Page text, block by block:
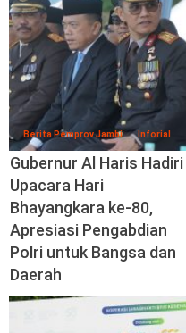
Berita Pemprov Jambi Inforial
Gubernur Al Haris Hadiri
Upacara Hari
Bhayangkara ke-80,
Apresiasi Pengabdian
Polri untuk Bangsa dan
Daerah